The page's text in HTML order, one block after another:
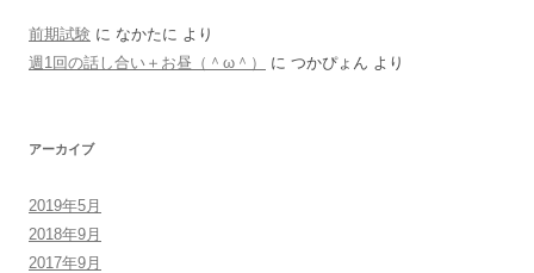
前期試験 に なかたに より
週1回の話し合い＋お昼（＾ω＾）
に つかぴょん より
アーカイブ
2019年5月
2018年9月
2017年9月